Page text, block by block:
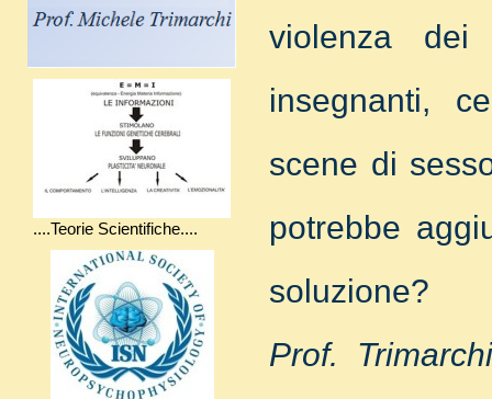
violenza
insegnanti,
scene di
potrebbe
soluzione?
Prof.
....Teorie Scientifiche....